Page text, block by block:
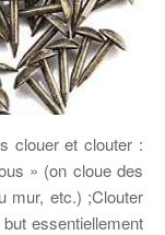
clouer et clou­ter :
» (on cloue des
mur, etc.) ;Clou­ter
es­sen­tiel­le­ment